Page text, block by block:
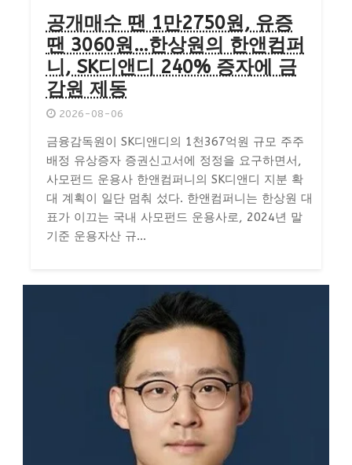
공개매수 땐 1만2750원, 유증
땐 3060원…한상원의 한앤컴퍼
니, SK디앤디 240% 증자에 금
감원 제동
2026-08-06
금융감독원이 SK디앤디의 1천367억원 규모 주주
배정 유상증자 증권신고서에 정정을 요구하면서,
사모펀드 운용사 한앤컴퍼니의 SK디앤디 지분 확
대 계획이 일단 멈춰 섰다. 한앤컴퍼니는 한상원 대
표가 이끄는 국내 사모펀드 운용사로, 2024년 말
기준 운용자산 규...